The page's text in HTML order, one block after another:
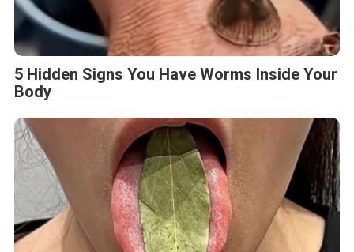
5 Hidden Signs You Have Worms Inside Your
Body